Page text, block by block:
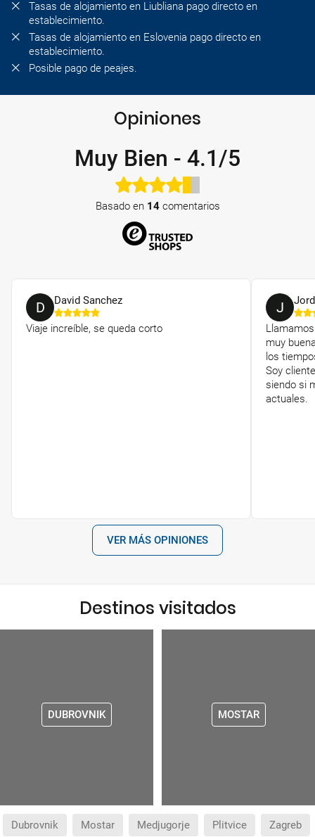
Tasas de alojamiento en Liubliana pago directo en
establecimiento.
Tasas de alojamiento en Eslovenia pago directo en
establecimiento.
Posible pago de peajes.
Opiniones
Muy Bien - 4.1/5
Basado en 14comentarios
D David Sanchez
Viaje increíble, se queda corto
J
muy
los
Soy
siendo si
actuales.
VER MÁS OPINIONES
Destinos visitados
DUBROVNIK MOSTAR
Dubrovnik Mostar Medjugorje Plitvice Zagreb